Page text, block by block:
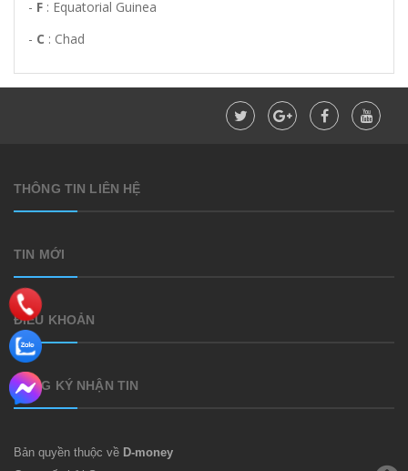
- F : Equatorial Guinea
- C : Chad
THÔNG TIN LIÊN HỆ
TIN MỚI
ĐIỀU KHOẢN
ĐĂNG KÝ NHẬN TIN
Bản quyền thuộc về D-money